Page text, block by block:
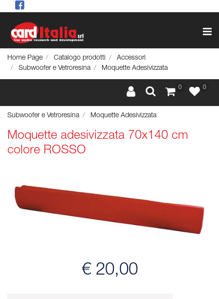
Home Page Catalogo prodotti
Accessori
Subwoofer e Vetroresina
Moquette Adesivizzata
0 0
Subwoofer e Vetroresina Moquette Adesivizzata
Moquette adesivizzata 70x140 cm
colore ROSSO
€ 20,00